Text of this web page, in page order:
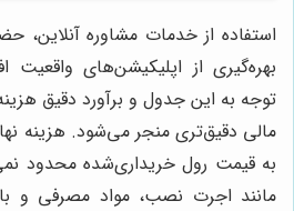
استفاده از خدمات مشاوره آنلاین،
بهره‌گیری از اپلیکیشن‌های
توجه به این جدول و برآورد دقیق
مالی دقیق‌تری منجر می‌شود. هزینه
به قیمت رول خریداری‌شده محدود
مانند اجرت نصب، مواد مصرفی و